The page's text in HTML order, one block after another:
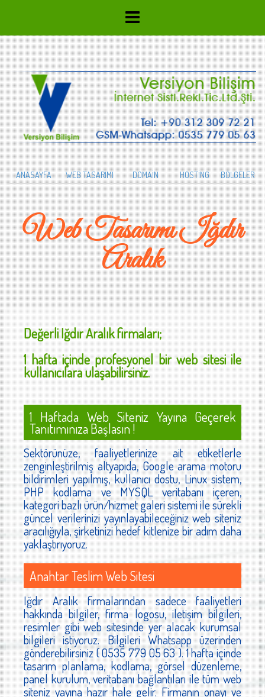
ANASAYFA WEB TASARIMI DOMAİN HOSTİNG BÖLGELER
Web Tasarımı Iğdır
Aralık
DeğerliIğdır Aralıkfirmaları;
1 hafta içinde profesyonel bir web sitesi ile
kullanıcılara ulaşabilirsiniz.
1 Haftada Web Siteniz Yayına Geçerek
Tanıtımınıza Başlasın !
Sektörünüze, faaliyetlerinize ait etiketlerle
zenginleştirilmiş altyapıda, Google arama motoru
bildirimleri yapılmış, kullanıcı dostu, Linux sistem,
PHP kodlama ve MYSQL veritabanı içeren,
kategori bazlı ürün/hizmet galeri sistemi ile sürekli
güncel verilerinizi yayınlayabileceğiniz web siteniz
aracılığıyla, şirketinizi hedef kitlenize bir adım daha
yaklaştırıyoruz.
Anahtar Teslim Web Sitesi
Iğdır Aralık firmalarından sadece faaliyetleri
hakkında bilgiler, firma logosu, iletişim bilgileri,
resimler gibi web sitesinde yer alacak kurumsal
bilgileri istiyoruz. Bilgileri Whatsapp üzerinden
gönderebilirsiniz ( 0535 779 05 63 ). 1 hafta içinde
tasarım planlama, kodlama, görsel düzenleme,
panel kurulum, veritabanı bağlantıları ile tüm web
siteniz yayına hazır hale gelir. Firmanın onayı ve